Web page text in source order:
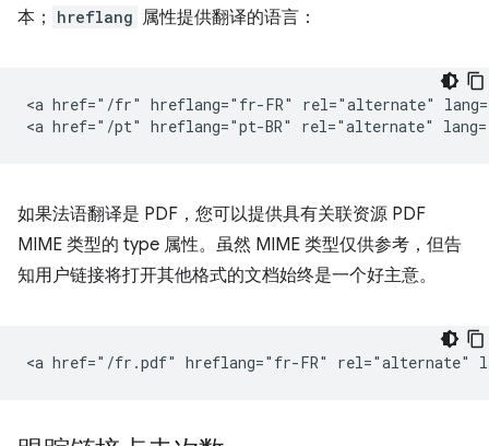
本；
hreflang 属性提供翻译的语言：
<a href="/fr" hreflang="fr-FR" rel="alternate"
如果法语翻译是 PDF，您可以提供具有关联资源 PDF
MIME 类型的 type 属性。虽然 MIME 类型仅供参考，但告
知用户链接将打开其他格式的文档始终是一个好主意。